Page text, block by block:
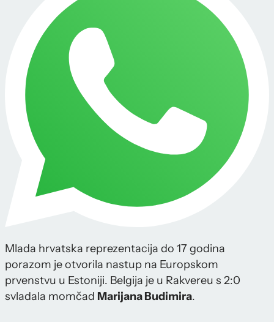
Mlada hrvatska reprezentacija do 17 godina
porazom je otvorila nastup na Europskom
prvenstvu u Estoniji. Belgija je u Rakvereu s 2:0
svladala momčad Marijana Budimira.